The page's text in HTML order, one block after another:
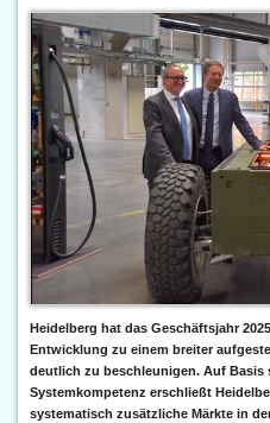
Heidelberg hat das Geschäftsjahr
Entwicklung zu einem breiter
deutlich zu beschleunigen. Auf Basis
Systemkompetenz erschließt
systematisch zusätzliche Märkte in